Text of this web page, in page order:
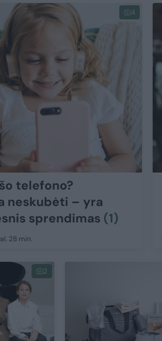
4
telefono?
neskubėti – yra
sprendimas (1)
28 min.
2